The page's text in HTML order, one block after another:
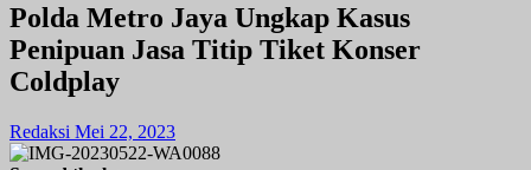
Polda Metro Jaya Ungkap Kasus
Penipuan Jasa Titip Tiket Konser
Coldplay
Redaksi Mei 22, 2023